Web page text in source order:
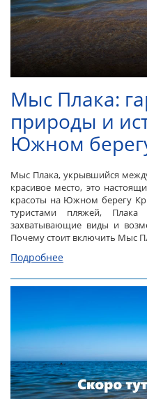
Мыс Плака:
природы и
Южном
Мыс Плака, укрывшийся
красивое место, это
красоты на Южном берегу
туристами пляжей, Плака
захватывающие виды и
Почему стоит включить Мыс
Подробнее